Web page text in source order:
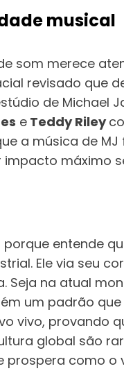
musical
som merece
revisado que
de Michael
e Teddy Riley
a música de
máximo
entende
Ele via seu
Seja na atual
um padrão
vivo, provando
global são
prospera como o